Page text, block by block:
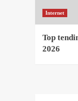
Internet
Top
2026